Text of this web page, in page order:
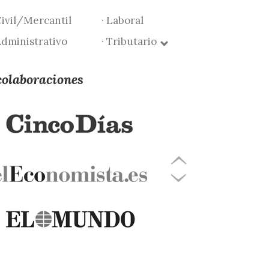
Mercantil
· Laboral
· Tributario